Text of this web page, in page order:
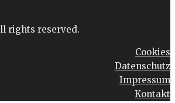
rights reserved.
Cookies
Datenschutz
Impressum
Kontakt